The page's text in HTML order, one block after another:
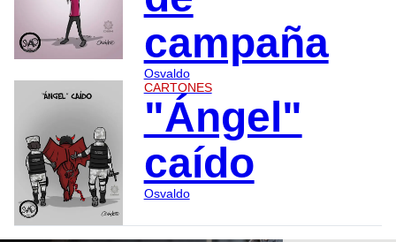
campaña
Osvaldo
CARTONES
"Ángel"
caído
Osvaldo